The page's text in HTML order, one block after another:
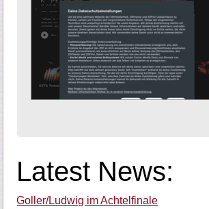
Latest News:
Goller/Ludwig im Achtelfinale